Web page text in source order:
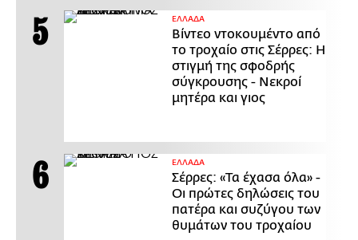
ΕΛΛΑΔΑ
Βίντεο ντοκουμέντο από
το τροχαίο στις Σέρρες: Η
στιγμή της σφοδρής
σύγκρουσης - Νεκροί
μητέρα και γιος
ΕΛΛΑΔΑ
Σέρρες: «Τα έχασα όλα» -
Οι πρώτες δηλώσεις του
πατέρα και συζύγου των
θυμάτων του τροχαίου